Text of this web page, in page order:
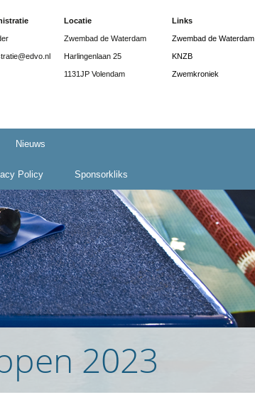
Locatie Links
Zwembad de Waterdam Zwembad de Waterdam
Harlingenlaan 25 KNZB
1131JP Volendam Zwemkroniek
Nieuws
Policy Sponsorkliks
2023